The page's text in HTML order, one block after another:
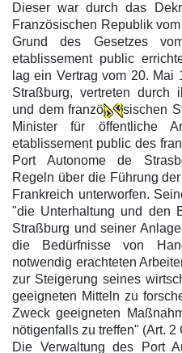
Dieser war durch das
Französischen Republik
Grund des Gesetzes
etablissement public
lag ein Vertrag vom 20. Mai
Straßburg, vertreten durch
und dem franzö
sischen
Minister für öffentliche
etablissement public des
Port Autonome de
Regeln über die Führung
Frankreich unterworfen.
"die Unterhaltung und den
Straßburg und seiner
die Bedürfnisse von
notwendig erachteten
zur Steigerung seines
geeigneten Mitteln zu
Zweck geeigneten
nötigenfalls zu treffen" (Art. 2
Die Verwaltung des Port